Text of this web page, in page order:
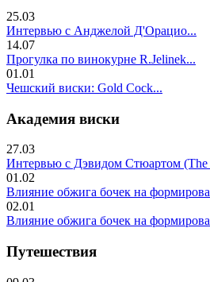
25.03
Интервью с Анджелой Д'Орацио...
14.07
Прогулка по винокурне R.Jelinek...
01.01
Чешский виски: Gold Cock...
Академия виски
27.03
Интервью с Дэвидом Стюартом (The
01.02
Влияние обжига бочек на
02.01
Влияние обжига бочек на
Путешествия